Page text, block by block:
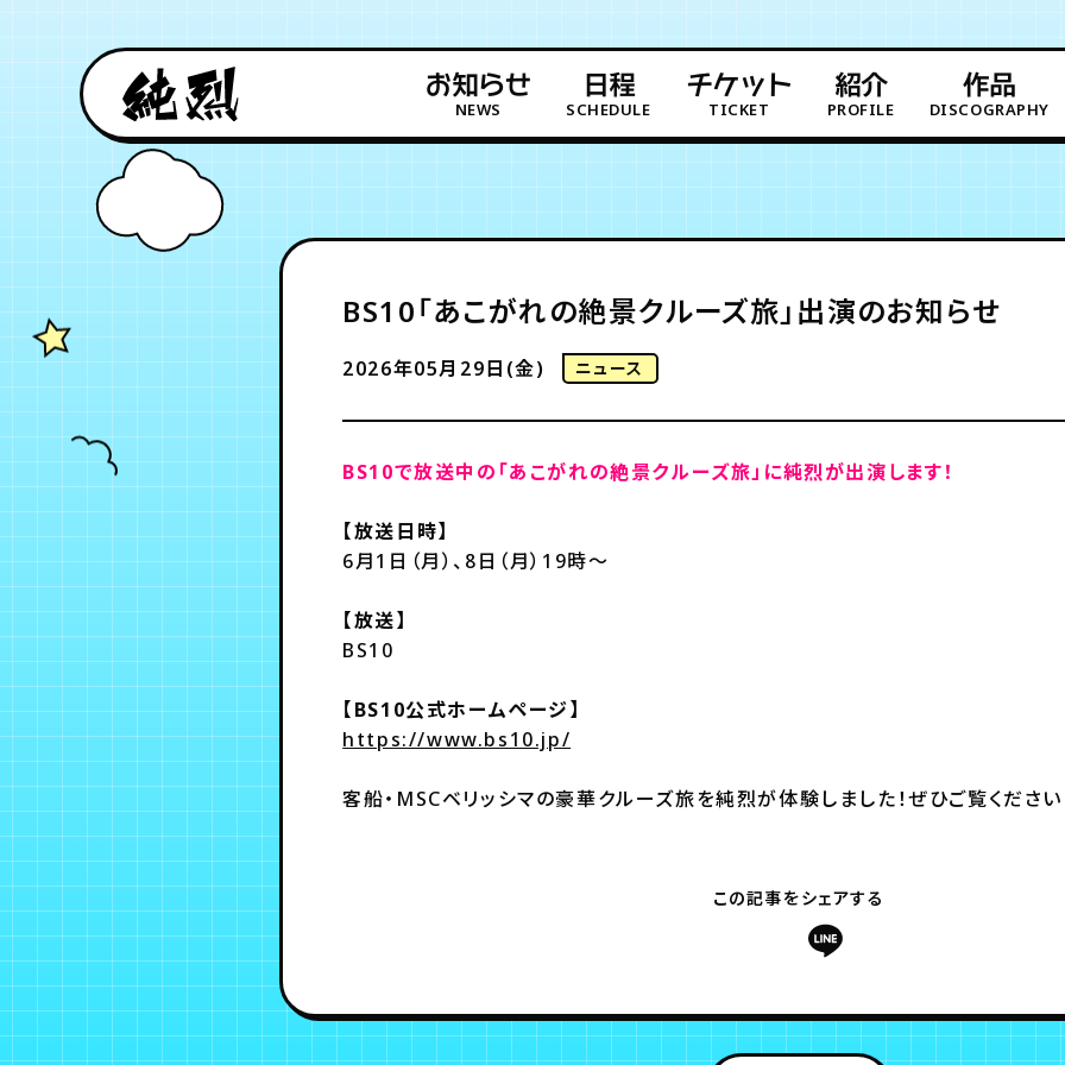
お知らせ
NEWS
日程
SCHEDULE
チケット
TICKET
紹介
PROFILE
作品
DISCOGRAPHY
BS10「あこがれの絶景クルーズ旅」出演のお知らせ
2026年05月29日(金) ニュース
BS10で放送中の「あこがれの絶景クルーズ旅」に純烈が出演します！
【放送日時】
6月1日（月）、8日（月）19時～
【放送】
BS10
【BS10公式ホームページ】
https://www.bs10.jp/
客船・MSCベリッシマの豪華クルーズ旅を純烈が体験しました！ぜひご覧ください
この記事をシェアする